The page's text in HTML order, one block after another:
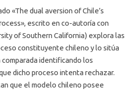
«The dual aversion of Chile’s
escrito en co-autoría con
of Southern California) explora las
constituyente chileno y lo sitúa
identificando los
dicho proceso intenta rechazar.
que el modelo chileno posee